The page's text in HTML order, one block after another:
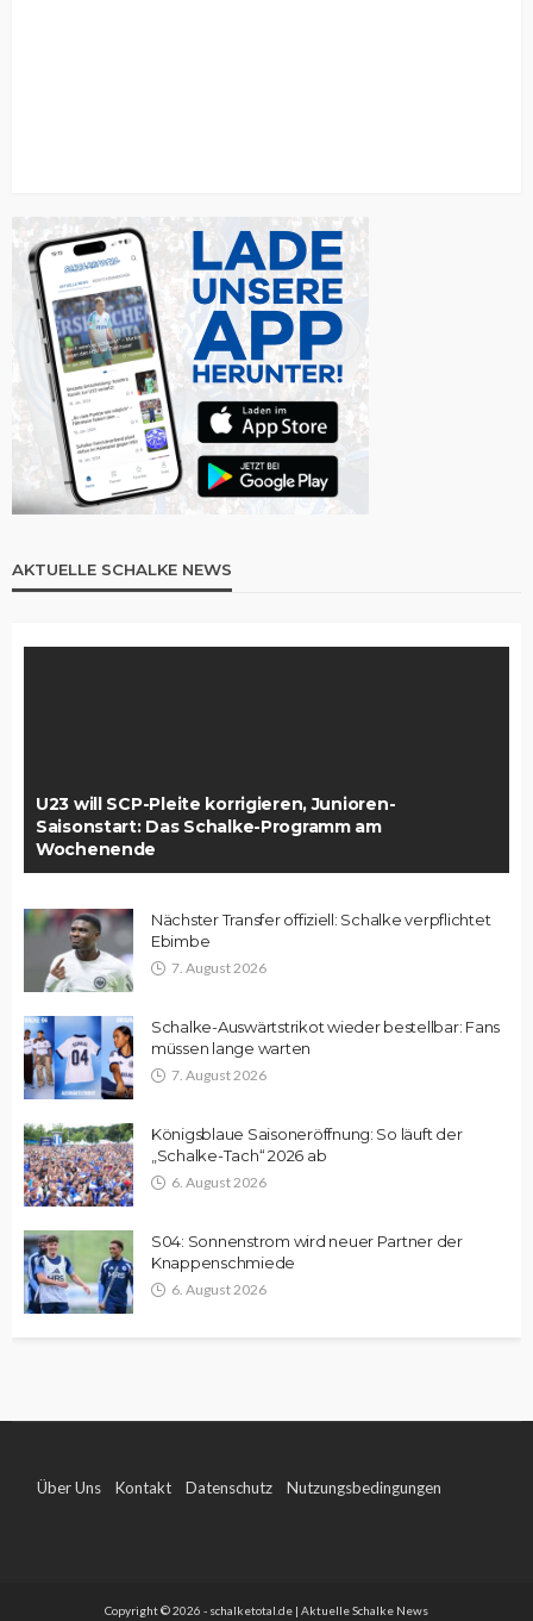
AKTUELLE SCHALKE NEWS
U23 will SCP-Pleite korrigieren, Junioren-
Saisonstart: Das Schalke-Programm am
Wochenende
Nächster Transfer offiziell: Schalke verpflichtet
Ebimbe
7. August 2026
Schalke-Auswärtstrikot wieder bestellbar: Fans
müssen lange warten
7. August 2026
Königsblaue Saisoneröffnung: So läuft der
„Schalke-Tach“ 2026 ab
6. August 2026
S04: Sonnenstrom wird neuer Partner der
Knappenschmiede
6. August 2026
Über Uns Kontakt Datenschutz Nutzungsbedingungen
Copyright © 2026 - schalketotal.de | Aktuelle Schalke News